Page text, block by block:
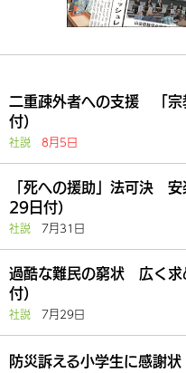
二重疎外者への支援 「宗
付）
社説 8月5日
「死への援助」法可決 安
29日付）
社説 7月31日
過酷な難民の窮状 広く求
付）
社説 7月29日
防災訴える小学生に感謝